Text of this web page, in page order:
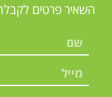
השאיר פרטים